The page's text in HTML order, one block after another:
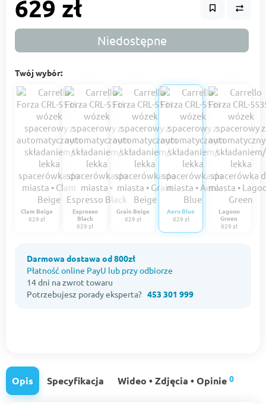
629 zł
Niedostępne
Twój wybór:
Clam Beige
629 zł
Espresso
Black
629 zł
Grain Beige
629 zł
Aero Blue
629 zł
Lagoon
Green
629 zł
Darmowa dostawa od 800zł
Płatność online PayU lub przy odbiorze
14 dni na zwrot towaru
Potrzebujesz porady eksperta? 453 301 999
Opis Specyfikacja Wideo • Zdjęcia • Opinie 0